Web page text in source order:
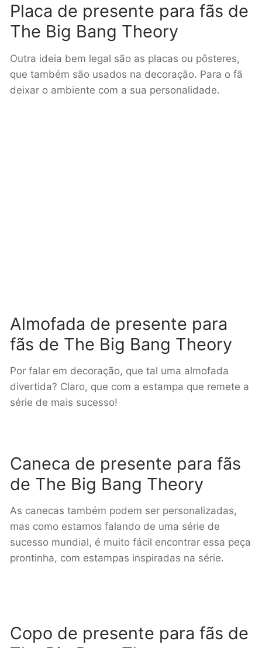
Placa de presente para fãs de
The Big Bang Theory
Outra ideia bem legal são as placas ou pôsteres,
que também são usados na decoração. Para o fã
deixar o ambiente com a sua personalidade.
Almofada de presente para
fãs de The Big Bang Theory
Por falar em decoração, que tal uma almofada
divertida? Claro, que com a estampa que remete a
série de mais sucesso!
Caneca de presente para fãs
de The Big Bang Theory
As canecas também podem ser personalizadas,
mas como estamos falando de uma série de
sucesso mundial, é muito fácil encontrar essa peça
prontinha, com estampas inspiradas na série.
Copo de presente para fãs de